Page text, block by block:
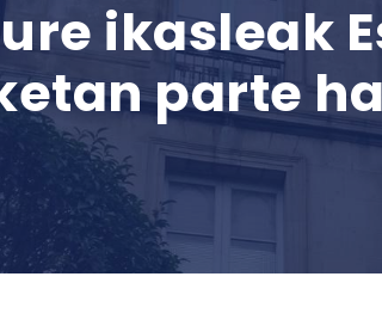
ikasleak
parte